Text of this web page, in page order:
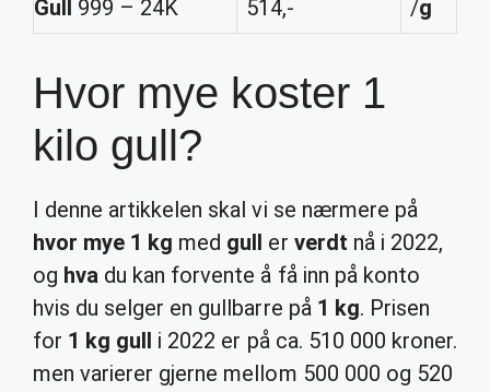
Gull 999 – 24K 514,- /g
Hvor mye koster 1
kilo gull?
I denne artikkelen skal vi se nærmere på
hvor mye 1 kg med gull er verdt nå i 2022,
og hva du kan forvente å få inn på konto
hvis du selger en gullbarre på 1 kg. Prisen
for 1 kg gull i 2022 er på ca. 510 000 kroner.
men varierer gjerne mellom 500 000 og 520